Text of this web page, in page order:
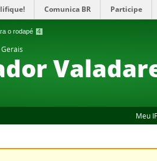
o rodapé 4
Comunica BR Participe
Meu